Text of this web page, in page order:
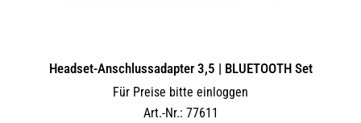
Headset-Anschlussadapter 3,5 | BLUETOOTH Set
Für Preise bitte einloggen
Art.-Nr.: 77611